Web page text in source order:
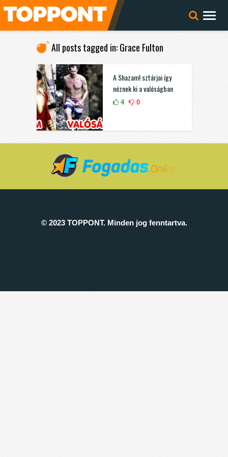
All posts tagged in: Grace Fulton
A Shazam! sztárjai így
néznek ki a valóságban
4 0
© 2023 TOPPONT. Minden jog fenntartva.